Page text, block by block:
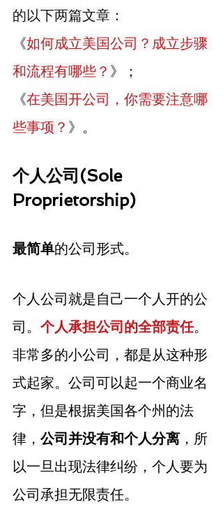
的以下两篇文章：
《如何成立美国公司？成立步骤
和流程有哪些？ 》；
《在美国开公司，你需要注意哪
些事项？ 》。
个人公司(Sole
Proprietorship)
最简单的公司形式。
个人公司就是自己一个人开的公
司。 个人承担公司的全部责任。
非常多的小公司，都是从这种形
式起家。公司可以起一个商业名
字，但是根据美国各个州的法
律， 公司并没有和个人分离 ，所
以一旦出现法律纠纷，个人要为
公司承担无限责任。